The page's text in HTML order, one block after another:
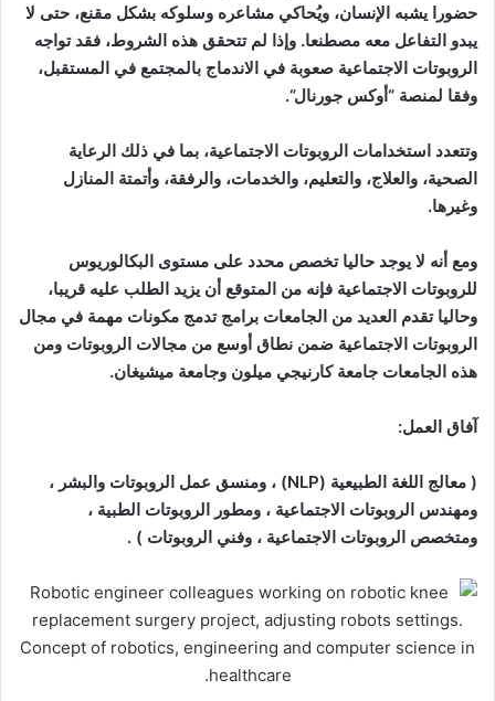
حضورا يشبه الإنسان، ويُحاكي مشاعره وسلوكه بشكل مقنع، حتى لا
يبدو التفاعل معه مصطنعا. وإذا لم تتحقق هذه الشروط، فقد تواجه
الروبوتات الاجتماعية صعوبة في الاندماج بالمجتمع في المستقبل،
وفقا لمنصة “أوكس جورنال“.
وتتعدد استخدامات الروبوتات الاجتماعية، بما في ذلك الرعاية
الصحية، والعلاج، والتعليم، والخدمات، والرفقة، وأتمتة المنازل
وغيرها.
ومع أنه لا يوجد حاليا تخصص محدد على مستوى البكالوريوس
للروبوتات الاجتماعية فإنه من المتوقع أن يزيد الطلب عليه قريبا،
وحاليا تقدم العديد من الجامعات برامج تدمج مكونات مهمة في مجال
الروبوتات الاجتماعية ضمن نطاق أوسع من مجالات الروبوتات ومن
هذه الجامعات جامعة كارنيجي ميلون وجامعة ميشيغان.
آفاق العمل:
( معالج اللغة الطبيعية (NLP) ، و
منسق عمل الروبوتات والبشر ،
ومهندس الروبوتات الاجتماعية ، ومطور الروبوتات الطبية ،
ومتخصص الروبوتات الاجتماعية ، وفني الروبوتات ) .